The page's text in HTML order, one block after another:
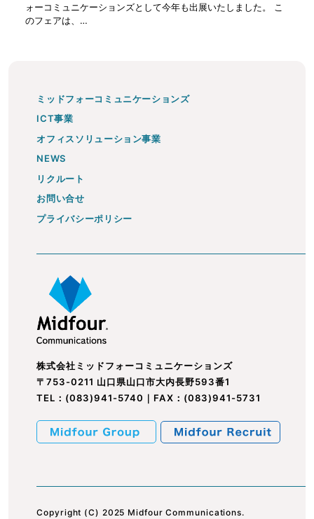
ォーコミュニケーションズとして今年も出展いたしました。 こ
のフェアは、…
ミッドフォーコミュニケーションズ
ICT事業
オフィスソリューション事業
NEWS
リクルート
お問い合せ
プライバシーポリシー
株式会社ミッドフォーコミュニケーションズ
〒753-0211 山口県山口市大内長野593番1
TEL： (083)941-5740 ｜FAX：(083)941-5731
Copyright (C) 2025 Midfour Communications.